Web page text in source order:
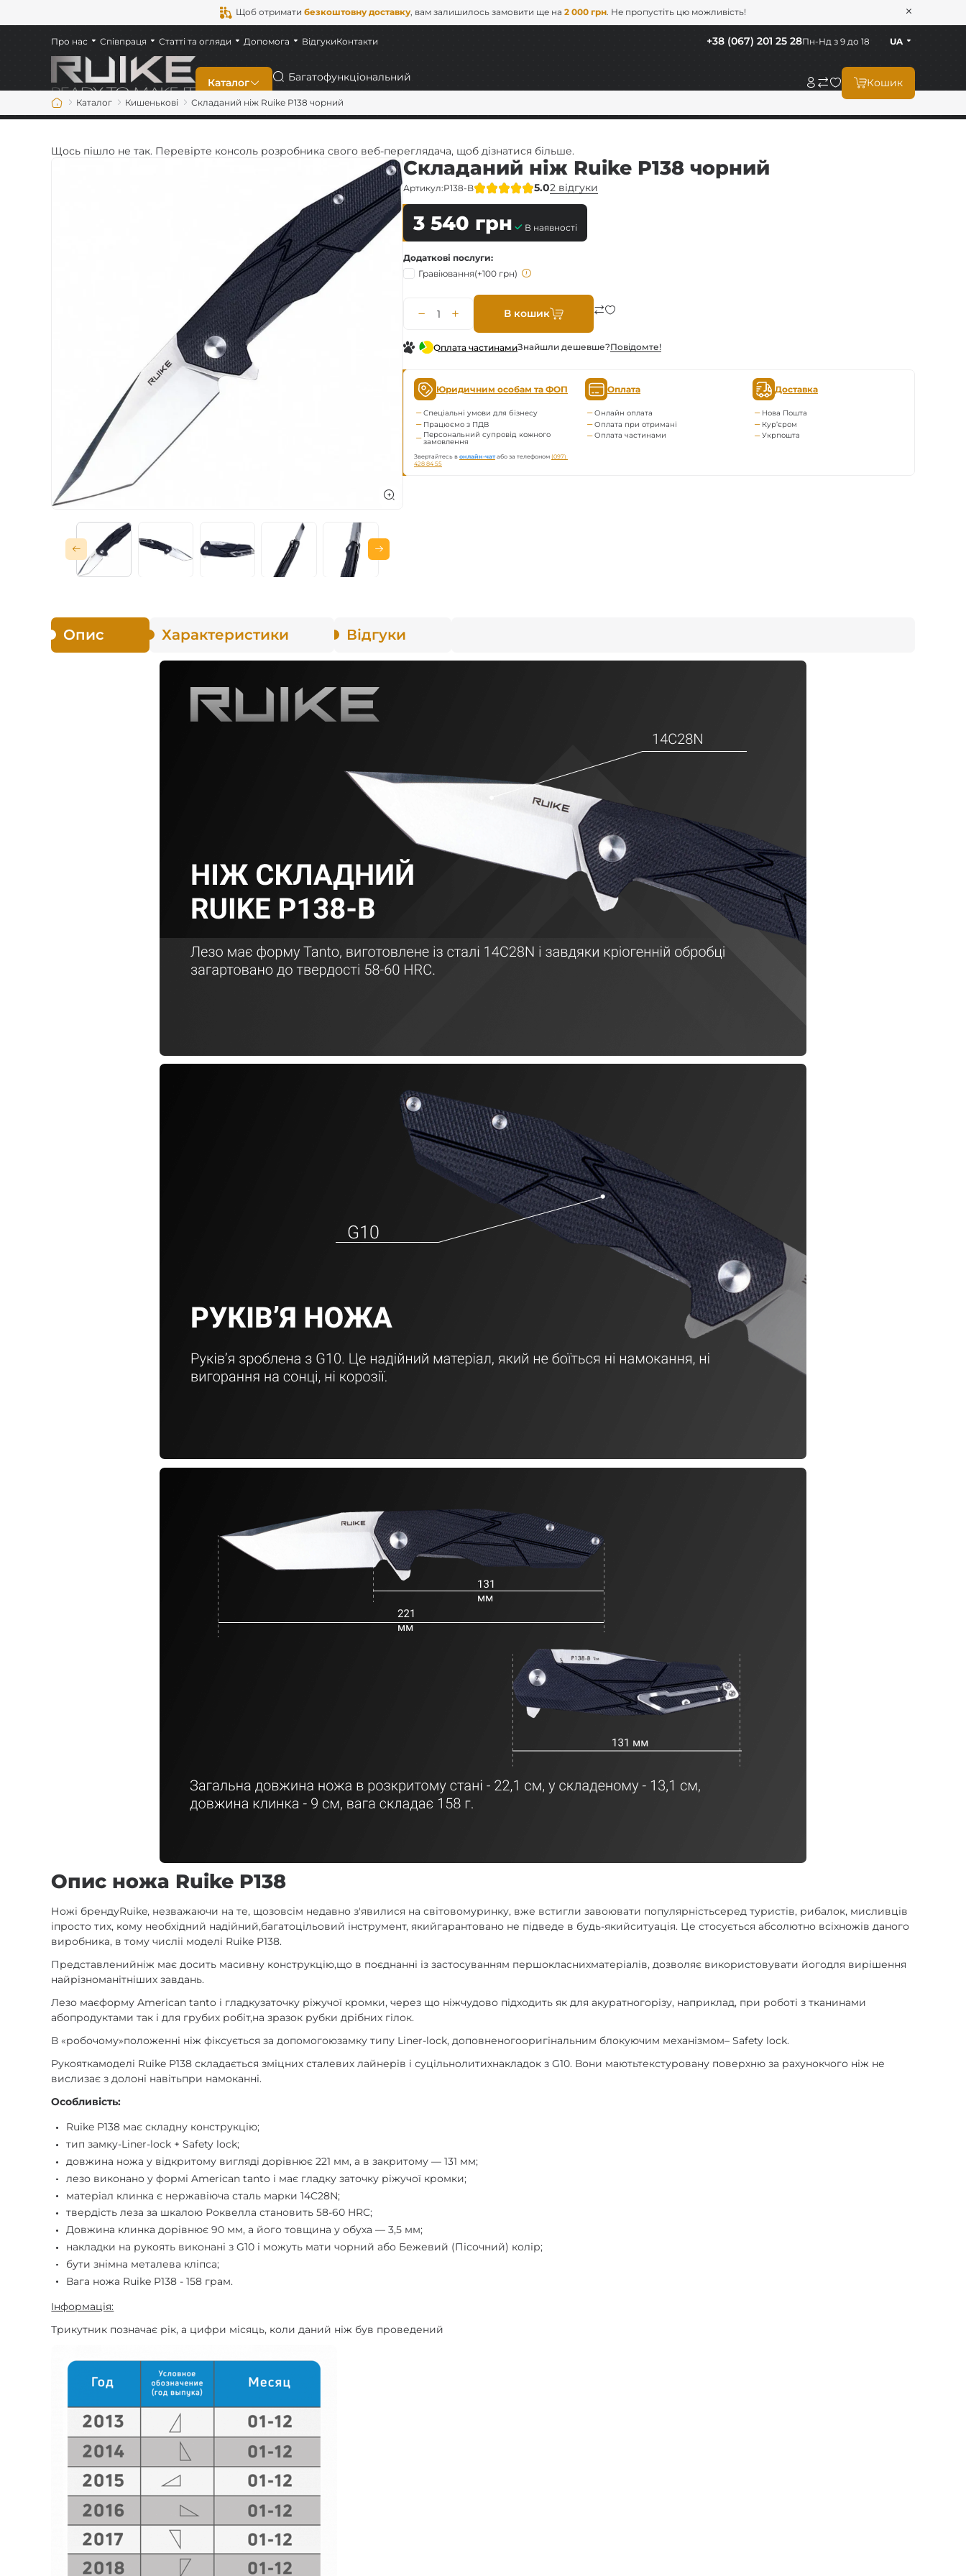
Щоб отриматибезкоштовну доставку, вам залишилось замовити ще на2 000 грн. Не пропустіть цю можливість!
Каталог
Багатофункціональні
На кожен день (EDC)
Тактичні
Для захисників
Рибальські
Пошук Кошик
Пн-Нд з 9 до 18
+38 (067) 201 25 28 UA
Про нас Співпраця Статті та огляди Допомога ВідгукиКонтакти
Каталог Кишенькові Складаний ніж Ruike P138 чорний
Щось пішло не так. Перевірте консоль розробника свого веб-переглядача, щоб дізнатися більше.
Складаний ніж Ruike P138 чорний
Артикул:P138-B 5.02 відгуки
3 540 грн В наявності
Додаткові послуги
Гравіювання(+100 грн)
В кошик
Оплата частинамиЗнайшли дешевше?Повiдомте!
Юридичним особам та ФОП
Спеціальні умови для бізнесу
Працюємо з ПДВ
Персональний супровід кожного
замовлення
Звертайтесь вонлайн-чат або за телефоном(097)
428 84 55
Оплата
Онлайн оплата
Оплата при отримані
Оплата частинами
Доставка
Нова Пошта
Кур’єром
Укрпошта
Опис Характеристики Відгуки
Опис ножа Ruike P138
Ножі брендуRuike, незважаючи на те, щозовсім недавно з'явилися на світовомуринку, вже встигли завоювати популярністьсеред туристів, рибалок, мисливців
іпросто тих, кому необхідний надійний,багатоцільовий інструмент, якийгарантовано не підведе в будь-якийситуація. Це стосується абсолютно всіхножів даного
виробника, в тому числіі моделі Ruike P138.
Представленийніж має досить масивну конструкцію,що в поєднанні із застосуванням першокласнихматеріалів, дозволяє використовувати йогодля вирішення
найрізноманітніших завдань.
Лезо маєформу American tanto і гладкузаточку ріжучої кромки, через що ніжчудово підходить як для акуратногорізу, наприклад, при роботі з тканинами
абопродуктами так і для грубих робіт,на зразок рубки дрібних гілок.
В «робочому»положенні ніж фіксується за допомогоюзамку типу Liner-lock, доповненогооригінальним блокуючим механізмом– Safety lock.
Рукояткамоделі Ruike P138 складається зміцних сталевих лайнерів і суцільнолитихнакладок з G10. Вони маютьтекстуровану поверхню за рахунокчого ніж не
вислизає з долоні навітьпри намоканні.
Особливість:
Ruike P138 має складну конструкцію;
тип замку-Liner-lock + Safety lock;
довжина ножа у відкритому вигляді дорівнює 221 мм, а в закритому — 131 мм;
лезо виконано у формі American tanto і має гладку заточку ріжучої кромки;
матеріал клинка є нержавіюча сталь марки 14C28N;
твердість леза за шкалою Роквелла становить 58-60 HRC;
Довжина клинка дорівнює 90 мм, а його товщина у обуха — 3,5 мм;
накладки на рукоять виконані з G10 і можуть мати чорний або Бежевий (Пісочний) колір;
бути знімна металева кліпса;
Вага ножа Ruike P138 - 158 грам.
Інформація:
Трикутник позначає рік, а цифри місяць, коли даний ніж був проведений